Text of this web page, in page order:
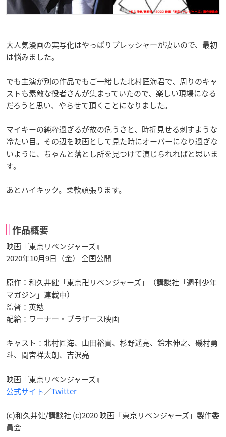
大人気漫画の実写化はやっぱりプレッシャーが凄いので、最初
は悩みました。
でも主演が別の作品でもご一緒した北村匠海君で、周りのキャ
ストも素敵な役者さんが集まっていたので、楽しい現場になる
だろうと思い、やらせて頂くことになりました。
マイキーの純粋過ぎるが故の危うさと、時折見せる刺すような
冷たい目。その辺を映画として見た時にオーバーになり過ぎな
いように、ちゃんと落とし所を見つけて演じられればと思いま
す。
あとハイキック。柔軟頑張ります。
作品概要
映画『東京リベンジャーズ』
2020年10月9日（金） 全国公開
原作：和久井健「東京卍リベンジャーズ」（講談社「週刊少年
マガジン」連載中）
監督：英勉
配給：ワーナー・ブラザース映画
キャスト：北村匠海、山田裕貴、杉野遥亮、鈴木伸之、磯村勇
斗、間宮祥太朗、吉沢亮
映画『東京リベンジャーズ』
公式サイト／Twitter
(c)和久井健/講談社 (c)2020 映画「東京リベンジャーズ」製作委
員会